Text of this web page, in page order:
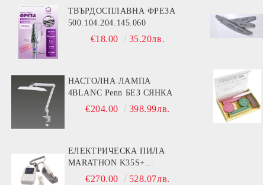
ТВЪРДОСПЛАВНА ФРЕЗА
500.104.204.145.060
€18.00 35.20лв.
НАСТОЛНА ЛАМПА
4BLANC Penn БЕЗ СЯНКА
€204.00 398.99лв.
ЕЛЕКТРИЧЕСКА ПИЛА
MARATHON K35S+
РЪКОХВАТКА BS30S- 30000
€270.00 528.07лв.